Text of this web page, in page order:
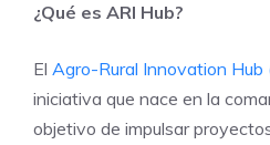
¿Qué es ARI Hub?
El Agro-Rural Innovation Hub
iniciativa que nace en la
objetivo de impulsar